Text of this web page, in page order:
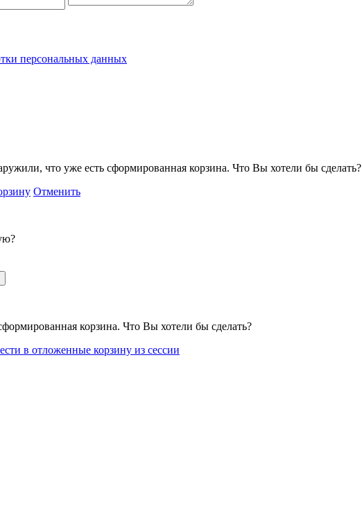
персональных данных
что уже есть сформированная корзина. Что Вы хотели бы сделать?
Отменить
корзина. Что Вы хотели бы сделать?
в отложенные корзину из сессии